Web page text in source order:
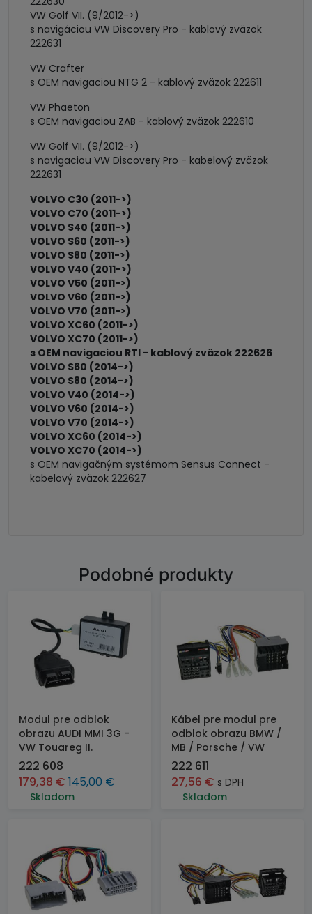
VW Golf VII. (9/2012->)
s navigáciou VW Discovery Pro - kablový zväzok
222631
VW Crafter
s OEM navigaciou NTG 2 - kablový zväzok 222611
VW Phaeton
s OEM navigaciou ZAB - kablový zväzok 222610
VW Golf VII. (9/2012->)
s navigaciou VW Discovery Pro - kabelový zväzok
222631
VOLVO C30 (2011->)
VOLVO C70 (2011->)
VOLVO S40 (2011->)
VOLVO S60 (2011->)
VOLVO S80 (2011->)
VOLVO V40 (2011->)
VOLVO V50 (2011->)
VOLVO V60 (2011->)
VOLVO V70 (2011->)
VOLVO XC60 (2011->)
VOLVO XC70 (2011->)
s OEM navigaciou RTI - kablový zväzok 222626
VOLVO S60 (2014->)
VOLVO S80 (2014->)
VOLVO V40 (2014->)
VOLVO V60 (2014->)
VOLVO V70 (2014->)
VOLVO XC60 (2014->)
VOLVO XC70 (2014->)
s OEM navigačným systémom Sensus Connect -
kabelový zväzok 222627
Podobné produkty
Modul pre odblok
obrazu AUDI MMI 3G -
VW Touareg II.
222 608
179,38 € 145,00 €
Skladom
Kábel pre modul pre
odblok obrazu BMW /
MB / Porsche / VW
222 611
27,56 € s DPH
Skladom